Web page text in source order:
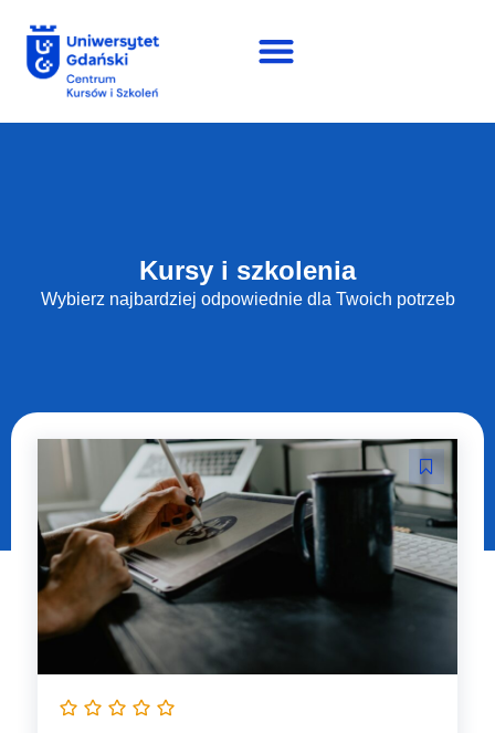
Kursy i szkolenia
Wybierz najbardziej odpowiednie dla Twoich potrzeb